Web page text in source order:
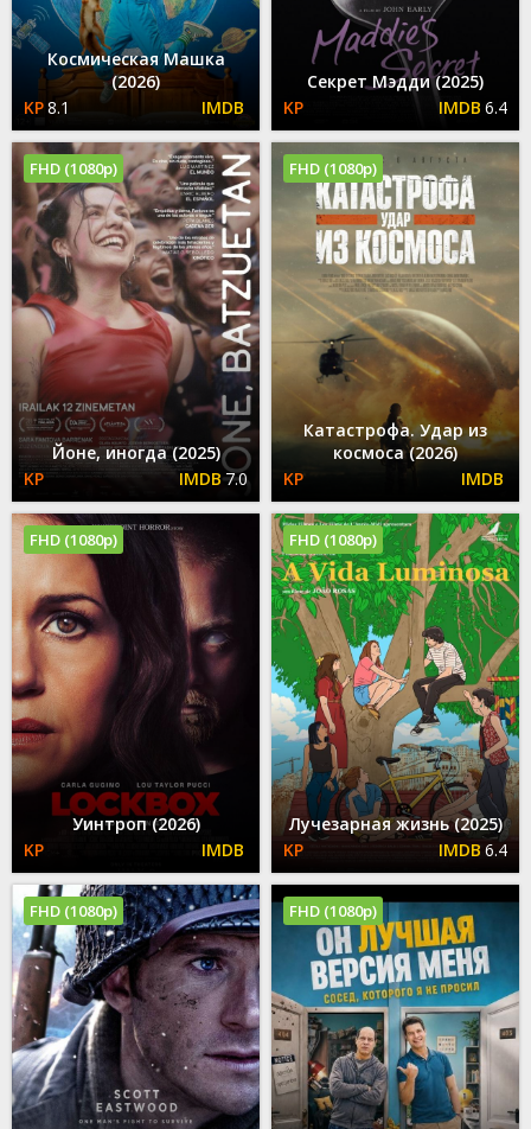
Космическая Машка
(2026)
8.1
Секрет Мэдди (2025)
6.4
Йоне, иногда (2025)
7.0
FHD (1080p)
Катастрофа. Удар из
космоса (2026)
FHD (1080p)
Уинтроп (2026)
FHD (1080p)
Лучезарная жизнь (2025)
6.4
FHD (1080p)
FHD (1080p) FHD (1080p)